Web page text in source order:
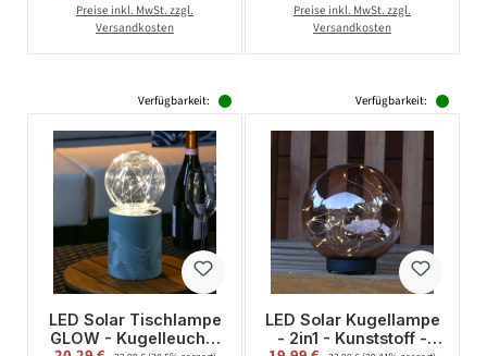
warmweiße LED -
Dämmerungssensor
Preise inkl. MwSt. zzgl.
Versandkosten
bernsteinfarbene LED
- D: 25cm - f.Außen -
Preise inkl. MwSt. zzgl.
Versandkosten
Verfügbarkeit:
LED Solar Tischlampe
GLOW - Kugelleuchte
Regulärer Preis:
Verfügbarkeit:
LED Solar Kugellampe
- 2in1 - Kunststoff -
Regulärer Preis: